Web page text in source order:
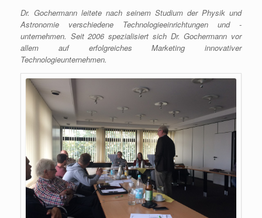
Dr. Gochermann leitete nach seinem Studium der Physik und
Astronomie verschiedene Technologieeinrichtungen und -
unternehmen. Seit 2006 spezialisiert sich Dr. Gochermann vor
allem auf erfolgreiches Marketing innovativer
Technologieunternehmen.